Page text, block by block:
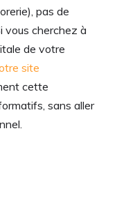
pas de
vous cherchez à
de votre
site
cette
sans aller